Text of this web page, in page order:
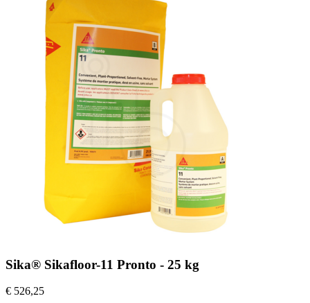
Sika® Sikafloor-11 Pronto - 25 kg
€ 526,25